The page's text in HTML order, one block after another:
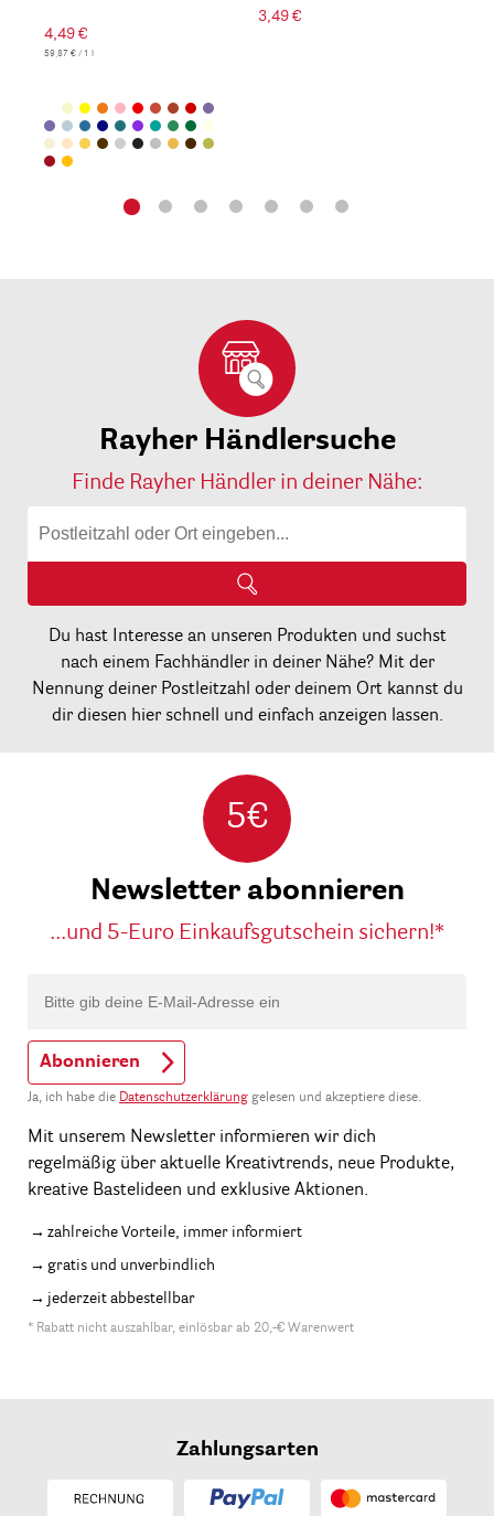
4,49 €
59,87 € / 1 l
3,49 €
Rayher Händlersuche
Finde Rayher Händler in deiner Nähe:
Du hast Interesse an unseren Produkten und suchst
nach einem Fachhändler in deiner Nähe? Mit der
Nennung deiner Postleitzahl oder deinem Ort kannst du
dir diesen hier schnell und einfach anzeigen lassen.
5€
Newsletter abonnieren
...und 5-Euro Einkaufsgutschein sichern!*
Abonnieren
Ja, ich habe die Datenschutzerklärung gelesen und akzeptiere diese.
Mit unserem Newsletter informieren wir dich
regelmäßig über aktuelle Kreativtrends, neue Produkte,
kreative Bastelideen und exklusive Aktionen.
zahlreiche Vorteile, immer informiert
gratis und unverbindlich
jederzeit abbestellbar
* Rabatt nicht auszahlbar, einlösbar ab 20,-€ Warenwert
Zahlungsarten